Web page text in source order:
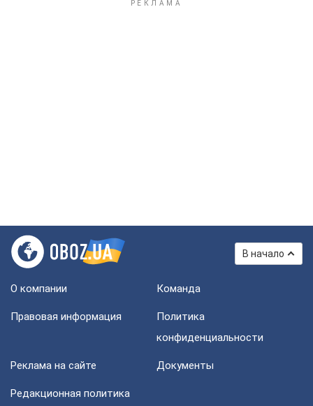
В начало
О компании Команда
Правовая информация
Политика
конфиденциальности
Реклама на сайте Документы
Редакционная политика